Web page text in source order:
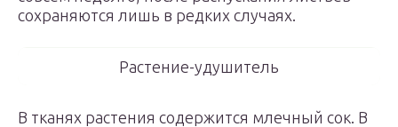
сохраняются лишь в редких случаях.
Растение-удушитель
В тканях растения содержится млечный сок. В